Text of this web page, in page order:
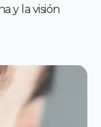
y la visión